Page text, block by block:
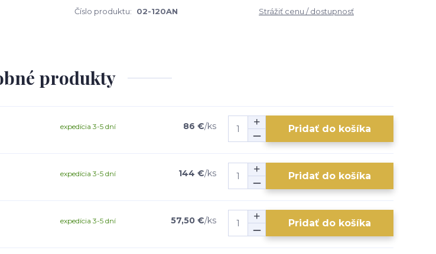
Číslo produktu: 02-120AN Strážiť cenu / dostupnosť
produkty
86 €/ks
expedícia 3-5 dní Pridať do košíka
144 €/ks
expedícia 3-5 dní Pridať do košíka
57,50 €/ks
expedícia 3-5 dní Pridať do košíka